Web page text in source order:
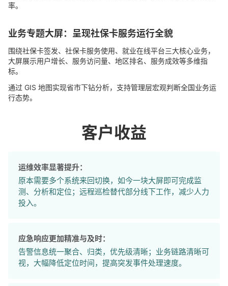
率。
业务专题大屏：呈现社保卡服务运行全貌
围绕社保卡签发、社保卡服务使用、就业在线平台三大核心业务，
大屏展示用户增长、服务访问量、地区排名、服务成效等多维指
标。
通过 GIS 地图实现省市下钻分析，支持管理层宏观判断全国业务运
行态势。
客户收益
运维效率显著提升：
原本需要多个系统来回切换，如今一块大屏即可完成监
测、分析和定位；远程巡检替代部分线下工作，减少人力
投入。
应急响应更加精准与及时：
告警信息统一聚合、归类，优先级清晰；业务链路清晰可
视，大幅降低定位时间，提高突发事件处理速度。